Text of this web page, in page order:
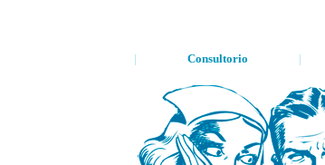
| Consultorio |